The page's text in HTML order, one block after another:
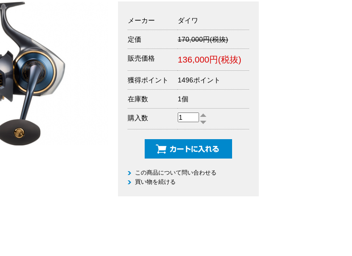
メーカー ダイワ
定価 170,000円(税抜)
販売価格 136,000円(税抜)
獲得ポイント 1496ポイント
在庫数 1個
購入数
この商品について問い合わせる
買い物を続ける